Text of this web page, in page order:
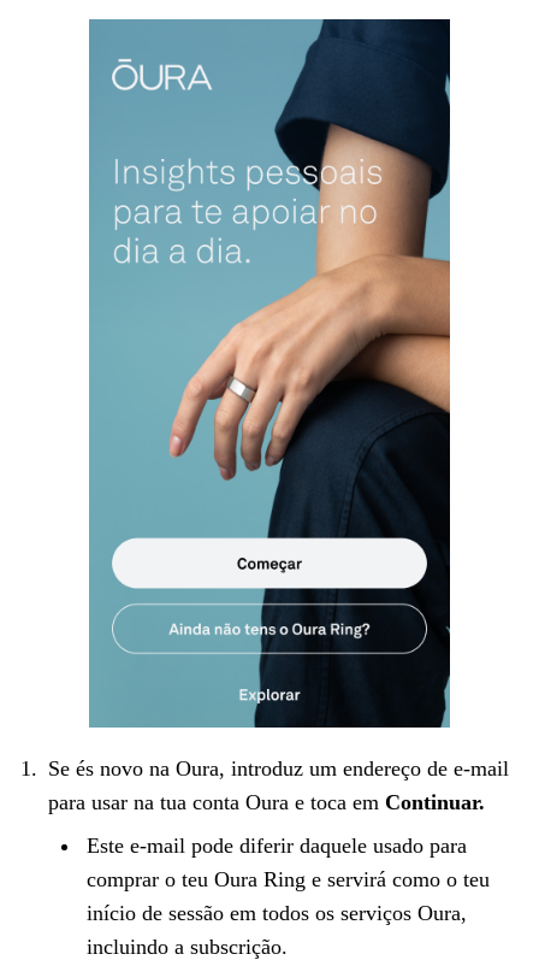
Se és novo na Oura, introduz um endereço de e-mail
para usar na tua conta Oura e toca em Continuar.
Este e-mail pode diferir daquele usado para
comprar o teu Oura Ring e servirá como o teu
início de sessão em todos os serviços Oura,
incluindo a subscrição.